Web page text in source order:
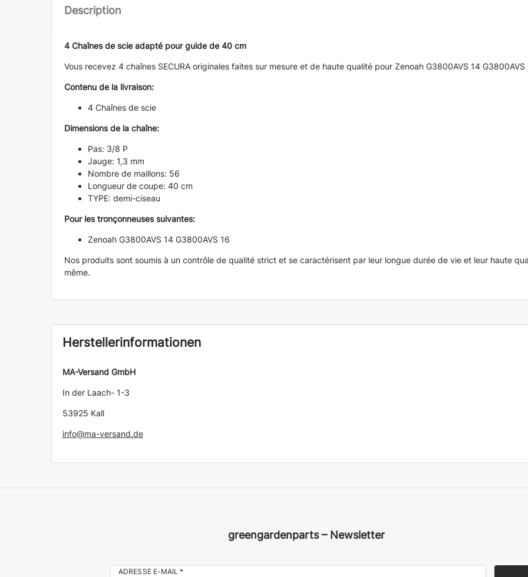
Description
4 Chaînes de scie adapté pour guide de 40 cm
Vous recevez 4 chaînes SECURA originales faites sur mesure et de haute qualité pour Zenoah G3800AVS 14
Contenu de la livraison:
4 Chaînes de scie
Dimensions de la chaîne:
Pas: 3/8 P
Jauge: 1,3 mm
Nombre de maillons: 56
Longueur de coupe: 40 cm
TYPE: demi-ciseau
Pour les tronçonneuses suivantes:
Zenoah G3800AVS 14 G3800AVS 16
Nos produits sont soumis à un contrôle de qualité strict et se caractérisent par leur longue durée de vie et leur haute
même.
Herstellerinformationen
MA-Versand GmbH
In der Laach- 1-3
53925 Kall
info@ma-versand.de
greengardenparts – Newsletter
ADRESSE E-MAIL *